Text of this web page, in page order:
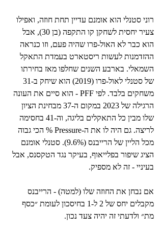
רוני סטנלי הוא אומנם עדיין תחת חוזה, ואפילו
צעיר יחסית לשחקן קו התקפה (בן 30), אבל
הוא כבר לא האול-פרו שהיה פעם, וזו כנראה
ההזדמנות לעשות ריסטארט בעמדת התאקל
השמאלי. בארבע השנים שחלפו מאז בחירתו
משחקים בלבד. לפי PFF - הוא סיים את העונה
הרגילה של 2023 במקום ה-37 מבחינת הציון
שלו מבין כל התאקלים בליגה, וה-41 בחסימה
לריצה. גם היה לו את ה-Pressure % הכי גבוה
מכל הליין של הרייבנס (9.6%). סטנלי אומנם
הציג שיפור בפלייאוף, בעיקר נגד הטקסנס, אבל
בעיניי - זה לא מספיק.
אם נבחן את החוזה שלו (למטה) - הרייבנס
מקבלים יחס של 2 ל-1 בחיסכון לעומת ״כסף
מת״ ולדעתי זה יהיה צעד נכון.